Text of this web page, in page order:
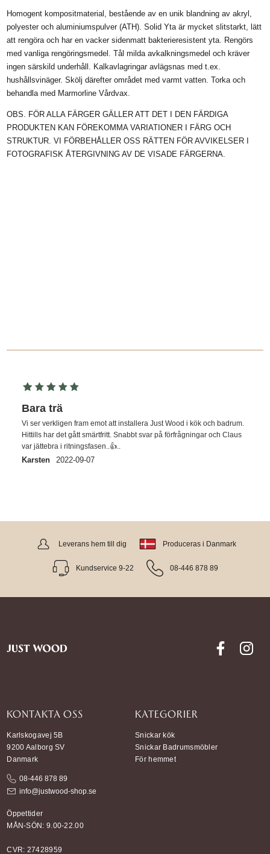
Homogent kompositmaterial, bestående av en unik blandning av akryl,
polyester och aluminiumspulver (ATH). Solid Yta är mycket slitstarkt, lätt
att rengöra och har en vacker sidenmatt bakterieresistent yta. Rengörs
med vanliga rengöringsmedel. Tål milda avkalkningsmedel och kräver
ingen särskild underhåll. Kalkavlagringar avlägsnas med t.ex.
hushållsvinäger. Skölj därefter området med varmt vatten. Torka och
behandla med Marmorline Vårdvax.
OBS. FÖR ALLA FÄRGER GÄLLER ATT DET I DEN FÄRDIGA
PRODUKTEN KAN FÖREKOMMA VARIATIONER I FÄRG OCH
STRUKTUR. VI FÖRBEHÅLLER OSS RÄTTEN FÖR AVVIKELSER I
FOTOGRAFISK ÅTERGIVNING AV DE VISADE FÄRGERNA.
Bara trä
Vi ser verkligen fram emot att installera Just Wood i kök och badrum.
Hittills har det gått smärtfritt. Snabbt svar på förfrågningar och Claus
var jättebra i ritningsfasen..👍..
Karsten 2022-09-07
Leverans hem till dig Produceras i Danmark
Kundservice 9-22 08-446 878 89
KONTAKTA OSS
Karlskogavej 5B
9200 Aalborg SV
Danmark
08-446 878 89
info@justwood-shop.se
Öppettider
MÅN-SÖN: 9.00-22.00
CVR: 27428959
KATEGORIER
Snickar kök
Snickar Badrumsmöbler
För hemmet